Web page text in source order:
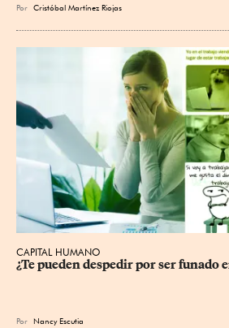
Por Cristóbal Martínez Riojas
CAPITAL HUMANO
¿Te pueden despedir por ser funado
Por Nancy Escutia